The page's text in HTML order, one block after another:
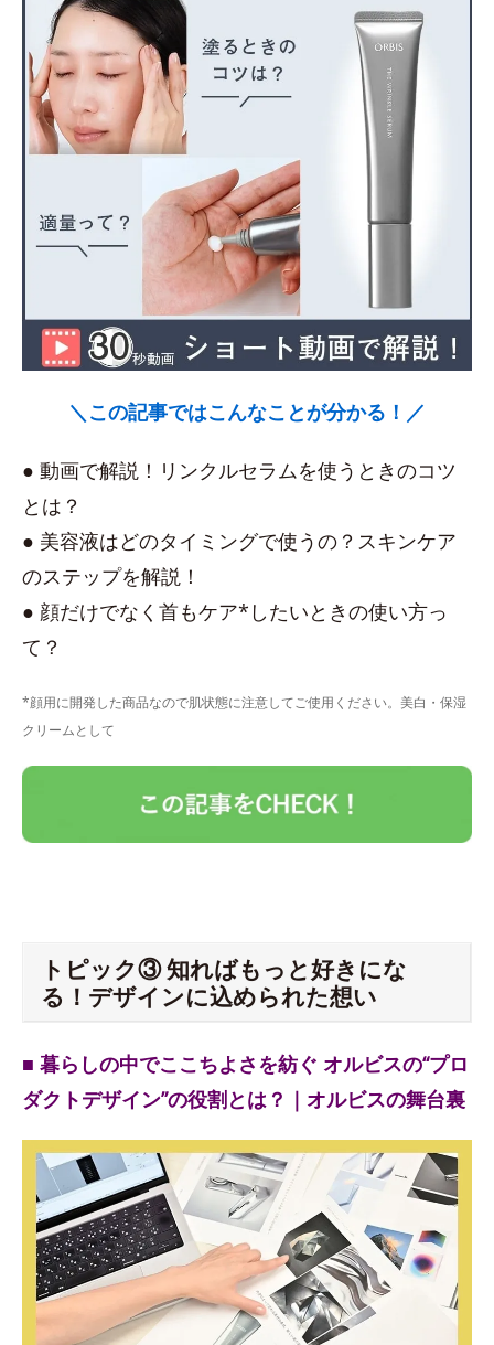
＼この記事ではこんなことが分かる！／
● 動画で解説！リンクルセラムを使うときのコツ
とは？
● 美容液はどのタイミングで使うの？スキンケア
のステップを解説！
● 顔だけでなく首もケア*したいときの使い方っ
て？
*顔用に開発した商品なので肌状態に注意してご使用ください。美白・保湿
クリームとして
トピック③ 知ればもっと好きにな
る！デザインに込められた想い
■ 暮らしの中でここちよさを紡ぐ オルビスの“プロ
ダクトデザイン”の役割とは？｜オルビスの舞台裏